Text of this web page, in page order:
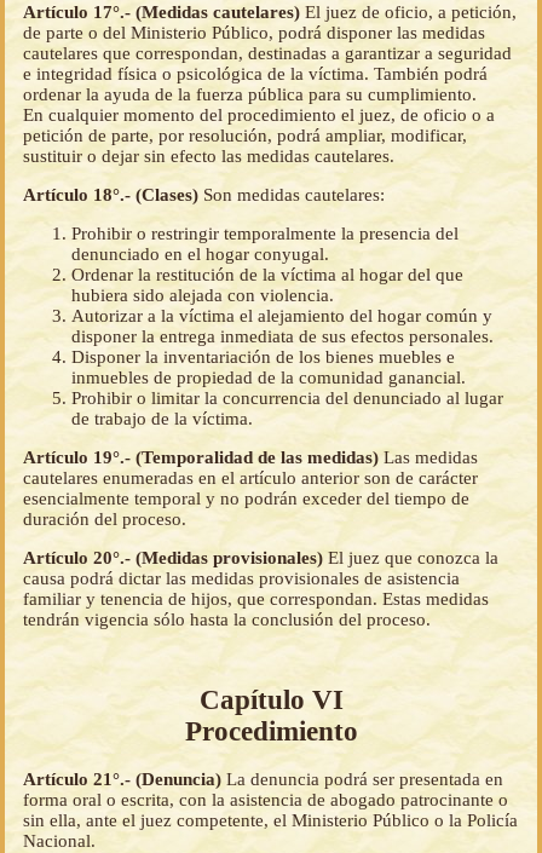
Artículo 17°.- (Medidas cautelares) El juez de oficio, a petición,
de parte o del Ministerio Público, podrá disponer las medidas
cautelares que correspondan, destinadas a garantizar a seguridad
e integridad física o psicológica de la víctima. También podrá
ordenar la ayuda de la fuerza pública para su cumplimiento.
En cualquier momento del procedimiento el juez, de oficio o a
petición de parte, por resolución, podrá ampliar, modificar,
sustituir o dejar sin efecto las medidas cautelares.
Artículo 18°.- (Clases) Son medidas cautelares:
Prohibir o restringir temporalmente la presencia del
denunciado en el hogar conyugal.
Ordenar la restitución de la víctima al hogar del que
hubiera sido alejada con violencia.
Autorizar a la víctima el alejamiento del hogar común y
disponer la entrega inmediata de sus efectos personales.
Disponer la inventariación de los bienes muebles e
inmuebles de propiedad de la comunidad ganancial.
Prohibir o limitar la concurrencia del denunciado al lugar
de trabajo de la víctima.
Artículo 19°.- (Temporalidad de las medidas) Las medidas
cautelares enumeradas en el artículo anterior son de carácter
esencialmente temporal y no podrán exceder del tiempo de
duración del proceso.
Artículo 20°.- (Medidas provisionales) El juez que conozca la
causa podrá dictar las medidas provisionales de asistencia
familiar y tenencia de hijos, que correspondan. Estas medidas
tendrán vigencia sólo hasta la conclusión del proceso.
Capítulo VI
Procedimiento
Artículo 21°.- (Denuncia) La denuncia podrá ser presentada en
forma oral o escrita, con la asistencia de abogado patrocinante o
sin ella, ante el juez competente, el Ministerio Público o la Policía
Nacional.